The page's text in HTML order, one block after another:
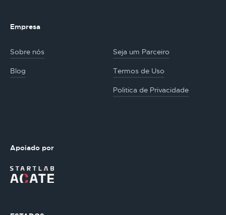
Empresa
Sobre nós Seja um Parceiro
Blog Termos de Uso
Politica de Privacidade
Apoiado por